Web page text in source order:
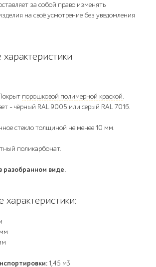
за собой право изменять
на своё усмотрение без уведомления
порошковой полимерной краской.
– чёрный RAL 9005 или серый RAL 7016.
стекло толщиной не менее 10 мм.
поликарбонат.
разобранном виде.
характеристики:
1,45 м3